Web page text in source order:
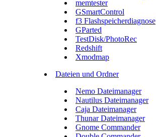
memtester
GSmartControl
f3 Flashspeicherdiagnose
GParted
TestDisk/PhotoRec
Redshift
Xmodmap
Dateien und Ordner
Nemo Dateimanager
Nautilus Dateimanager
Caja Dateimanager
Thunar Dateimanager
Gnome Commander